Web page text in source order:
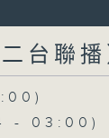
台聯
- 03:00)